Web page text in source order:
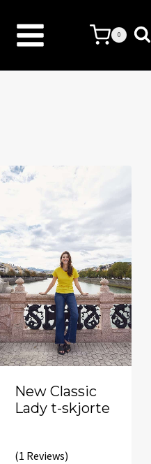
0
New Classic
Lady t-skjorte
(1 Reviews)